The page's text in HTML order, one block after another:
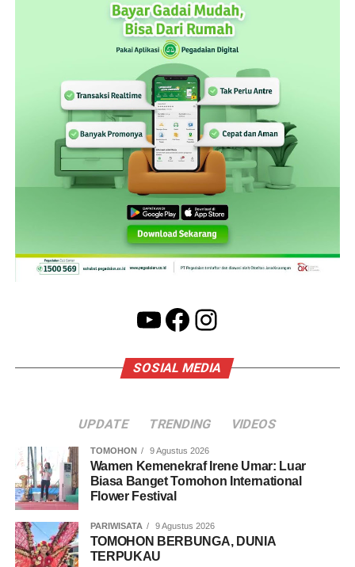
YouTube
Facebook
Instagram
SOSIAL MEDIA
UPDATE TRENDING VIDEOS
TOMOHON 9 Agustus 2026
Wamen Kemenekraf Irene Umar: Luar
Biasa Banget Tomohon International
Flower Festival
PARIWISATA 9 Agustus 2026
TOMOHON BERBUNGA, DUNIA
TERPUKAU